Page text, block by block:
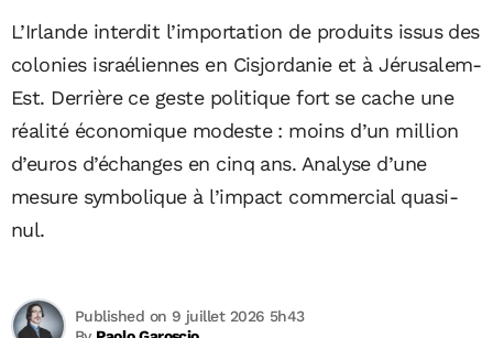
L’Irlande interdit l’importation de produits issus des
colonies israéliennes en Cisjordanie et à Jérusalem-
Est. Derrière ce geste politique fort se cache une
réalité économique modeste : moins d’un million
d’euros d’échanges en cinq ans. Analyse d’une
mesure symbolique à l’impact commercial quasi-
nul.
Published on 9 juillet 2026 5h43